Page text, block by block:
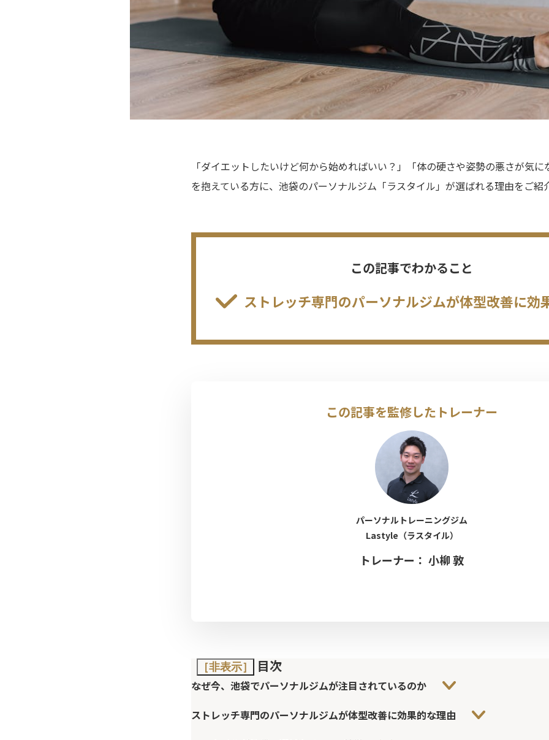
「ダイエットしたいけど何から始めればいい？」「体の硬さや姿勢の悪さが気
を抱えている方に、池袋のパーソナルジム「ラスタイル」が選ばれる理由をご紹
この記事でわかること
ストレッチ専門のパーソナルジムが体型改善に効
この記事を監修したトレーナー
パーソナルトレーニングジム
Lastyle（ラスタイル）
トレーナー： 小柳 敦
［非表示］ 目次
なぜ今、池袋でパーソナルジムが注目されているのか
ストレッチ専門のパーソナルジムが体型改善に効果的な理由